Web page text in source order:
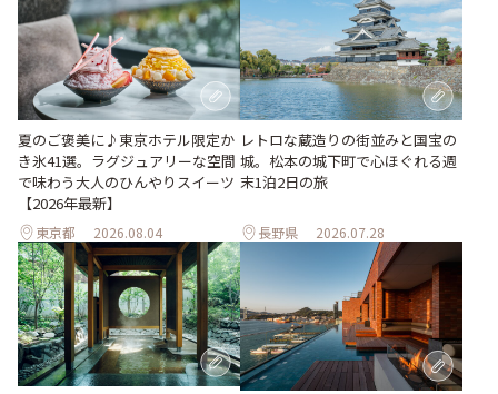
夏のご褒美に♪東京ホテル限定か
き氷41選。ラグジュアリーな空間
で味わう大人のひんやりスイーツ
【2026年最新】
東京都 2026.08.04
レトロな蔵造りの街並みと国宝の
城。松本の城下町で心ほぐれる週
末1泊2日の旅
長野県 2026.07.28